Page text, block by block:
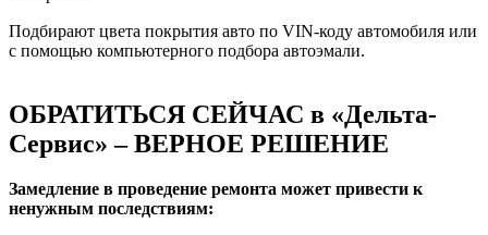
Подбирают цвета покрытия авто по VIN-коду автомобиля или
с помощью компьютерного подбора автоэмали.
ОБРАТИТЬСЯ СЕЙЧАС в «Дельта-
Сервис» – ВЕРНОЕ РЕШЕНИЕ
Замедление в проведение ремонта может привести к
ненужным последствиям: